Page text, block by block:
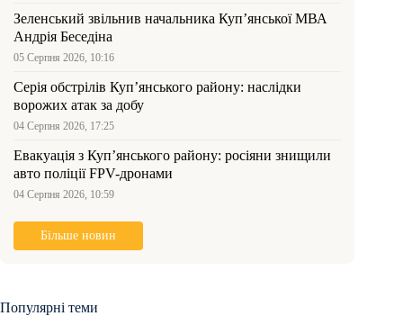
Зеленський звільнив начальника Купʼянської МВА
Андрія Беседіна
05 Серпня 2026, 10:16
Серія обстрілів Куп’янського району: наслідки
ворожих атак за добу
04 Серпня 2026, 17:25
Евакуація з Куп’янського району: росіяни знищили
авто поліції FPV-дронами
04 Серпня 2026, 10:59
Більше новин
Популярні теми